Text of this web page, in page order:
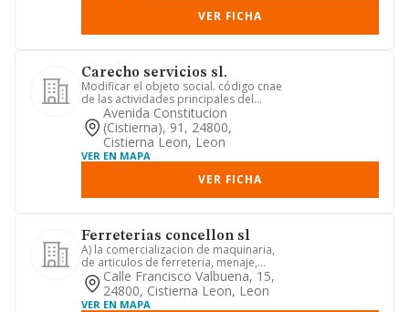
VER FICHA
Carecho servicios sl.
Modificar el objeto social. código cnae
de las actividades principales del
objeto: 5510, 5610, 5630...
Avenida Constitucion
(cistierna), 91, 24800,
Cistierna Leon, Leon
VER EN MAPA
VER FICHA
Ferreterias concellon sl
A) la comercializacion de maquinaria,
de articulos de ferreteria, menaje,
adorno o reclamo, de mobi...
Calle Francisco Valbuena, 15,
24800, Cistierna Leon, Leon
VER EN MAPA